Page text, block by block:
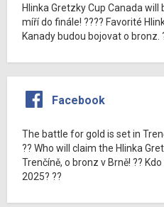
Hlinka Gretzky Cup Canada
míří do finále! ???? Favorité
Kanady budou bojovat o bronz.
Facebook
The battle for gold is set in
?? Who will claim the Hlinka
Trenčíně, o bronz v Brně! ??
2025? ??